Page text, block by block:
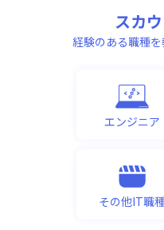
スカ
経験のある職種を
エンジニア
その他IT職種